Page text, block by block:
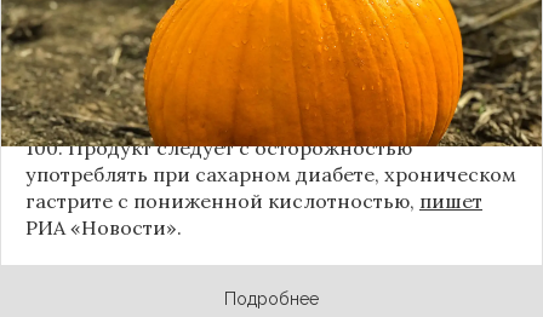
По словам главного внештатного специалиста
по первичной медико-санитарной помощи
департамента здравоохранения Москвы Андрея
Тяжельникова, взрослым без вреда для здоровья
можно есть 200-300 граммов, а детям — не более
100. Продукт следует с осторожностью
употреблять при сахарном диабете, хроническом
гастрите с пониженной кислотностью, пишет
РИА «Новости».
Подробнее